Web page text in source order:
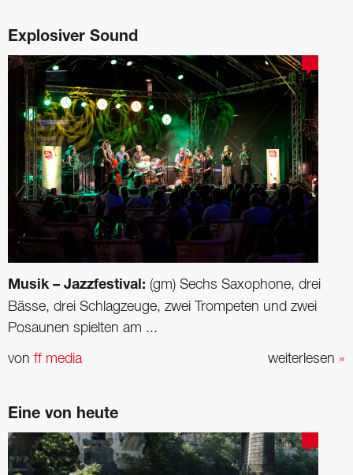
Explosiver Sound
Musik – Jazzfestival: (gm) Sechs Saxophone, drei
Bässe, drei Schlagzeuge, zwei Trompeten und zwei
Posaunen spielten am ...
weiterlesen »
von ff media
Eine von heute